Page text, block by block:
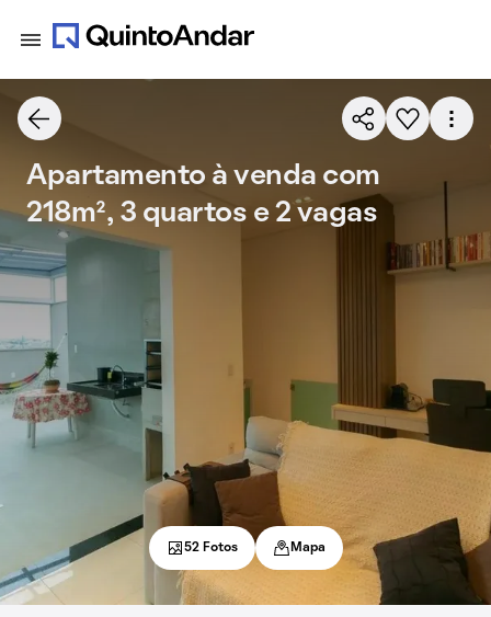
Apartamento à venda com
218m², 3 quartos e 2 vagas
52 Fotos Mapa